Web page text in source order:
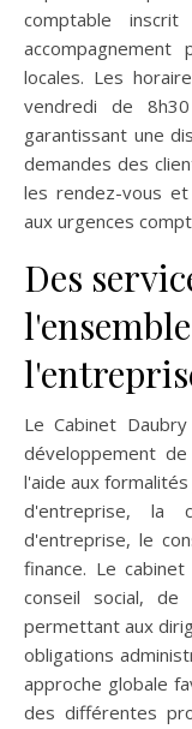
comptable
accompagnement
locales. Les
vendredi de
garantissant une
demandes des
les rendez-vous
aux urgences
Des
Le Cabinet
développement
l'aide aux
d'entreprise, la
d'entreprise, le
finance. Le
conseil social,
permettant aux
obligations
approche globale
des différentes